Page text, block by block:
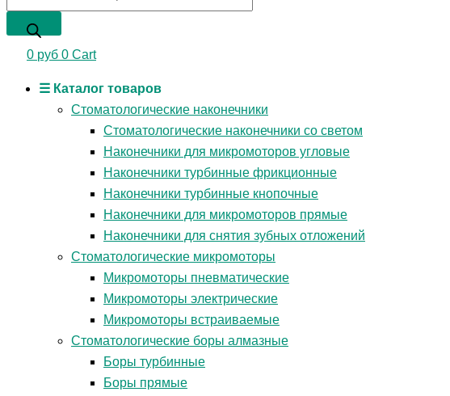
0 руб 0 Cart
☰ Каталог товаров
Стоматологические наконечники
Стоматологические наконечники со светом
Наконечники для микромоторов угловые
Наконечники турбинные фрикционные
Наконечники турбинные кнопочные
Наконечники для микромоторов прямые
Наконечники для снятия зубных отложений
Стоматологические микромоторы
Микромоторы пневматические
Микромоторы электрические
Микромоторы встраиваемые
Стоматологические боры алмазные
Боры турбинные
Боры прямые